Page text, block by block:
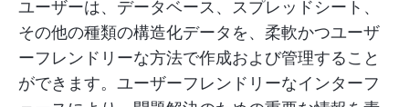
ユーザーは、データベース、スプレッドシート、
その他の種類の構造化データを、柔軟かつユーザ
ーフレンドリーな方法で作成および管理すること
ができます。ユーザーフレンドリーなインターフ